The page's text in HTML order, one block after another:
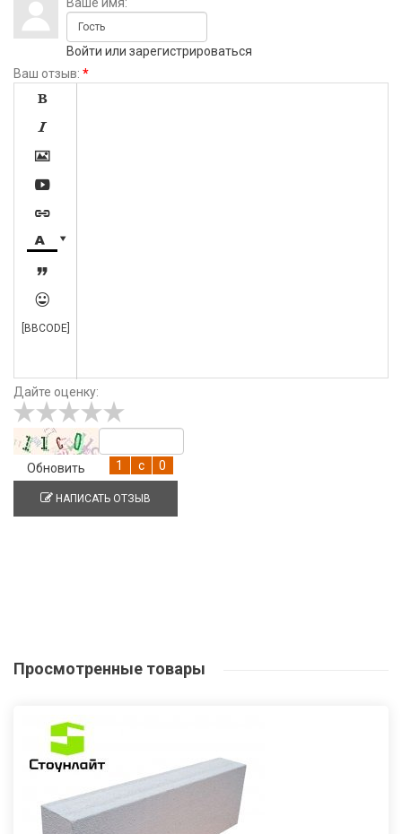
Войти или зарегистрироваться
Ваш отзыв: *









[BBCODE]
Дайте оценку:
Обновить
НАПИСАТЬ ОТЗЫВ
Просмотренные товары